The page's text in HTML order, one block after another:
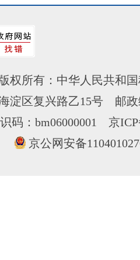
权所有：中华人民共和
淀区复兴路乙15号 邮
码：bm06000001 京
京公网安备